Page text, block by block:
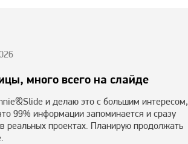
много всего на слайде
и делаю это с большим интересом,
99% информации запоминается и сразу
реальных проектах. Планирую продолжать